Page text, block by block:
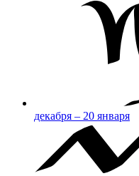
декабря – 20 января